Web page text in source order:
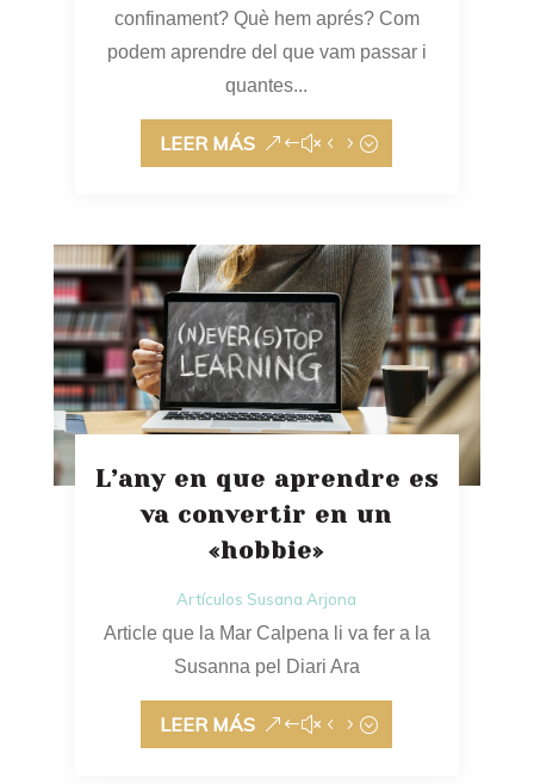
confinament? Què hem aprés? Com
podem aprendre del que vam passar i
quantes...
LEER MÁS
L’any en que aprendre es
va convertir en un
«hobbie»
Artículos Susana Arjona
Article que la Mar Calpena li va fer a la
Susanna pel Diari Ara
LEER MÁS